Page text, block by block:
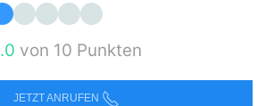
von 10 Punkten
JETZT ANRUFEN